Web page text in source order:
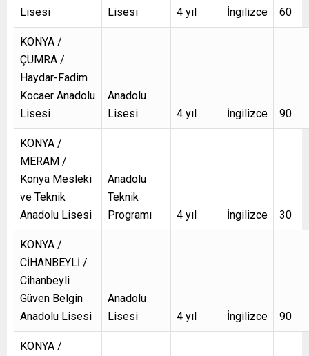
Lisesi
Lisesi
4 yıl İngilizce 60
KONYA /
ÇUMRA /
Haydar-Fadim
Kocaer Anadolu
Lisesi
Anadolu
Lisesi
4 yıl İngilizce 90
KONYA /
MERAM /
Konya Mesleki
ve Teknik
Anadolu Lisesi
Anadolu
Teknik
Programı
4 yıl İngilizce 30
KONYA /
CİHANBEYLİ /
Cihanbeyli
Güven Belgin
Anadolu Lisesi
Anadolu
Lisesi
4 yıl İngilizce 90
KONYA /